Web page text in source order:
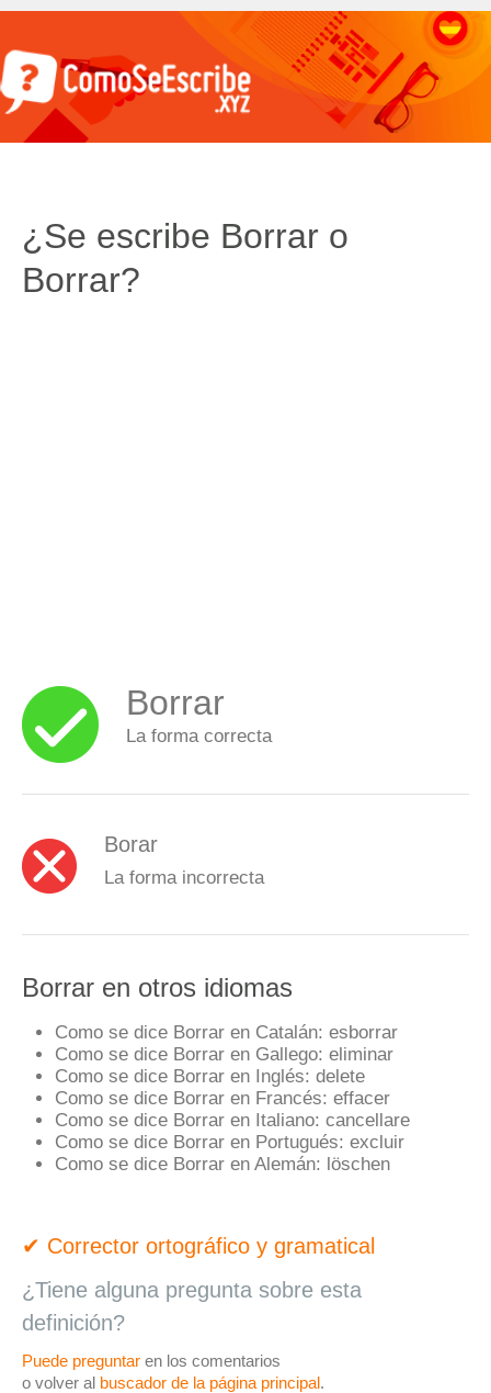
¿Se escribe Borrar o
Borrar?
Borrar
La forma correcta
Borar
La forma incorrecta
Borrar en otros idiomas
Como se dice Borrar en Catalán: esborrar
Como se dice Borrar en Gallego: eliminar
Como se dice Borrar en Inglés: delete
Como se dice Borrar en Francés: effacer
Como se dice Borrar en Italiano: cancellare
Como se dice Borrar en Portugués: excluir
Como se dice Borrar en Alemán: löschen
✔ Corrector ortográfico y gramatical
¿Tiene alguna pregunta sobre esta
definición?
Puede preguntar en los comentarios
o volver al buscador de la página principal.